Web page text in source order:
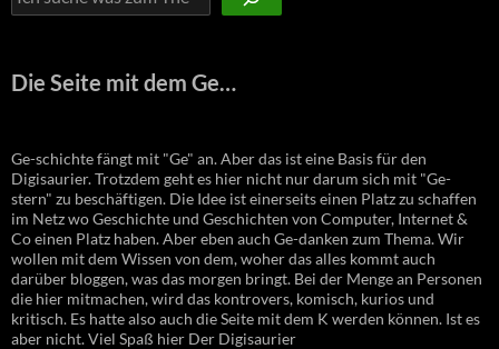
Die Seite mit dem Ge…
Ge-schichte fängt mit "Ge" an. Aber das ist eine Basis für den
Digisaurier. Trotzdem geht es hier nicht nur darum sich mit "Ge-
stern" zu beschäftigen. Die Idee ist einerseits einen Platz zu schaffen
im Netz wo Geschichte und Geschichten von Computer, Internet &
Co einen Platz haben. Aber eben auch Ge-danken zum Thema. Wir
wollen mit dem Wissen von dem, woher das alles kommt auch
darüber bloggen, was das morgen bringt. Bei der Menge an Personen
die hier mitmachen, wird das kontrovers, komisch, kurios und
kritisch. Es hatte also auch die Seite mit dem K werden können. Ist es
aber nicht. Viel Spaß hier Der Digisaurier